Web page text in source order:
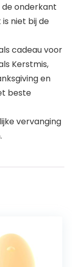
de onderkant
niet bij de
cadeau voor
Kerstmis,
en
beste
vervanging